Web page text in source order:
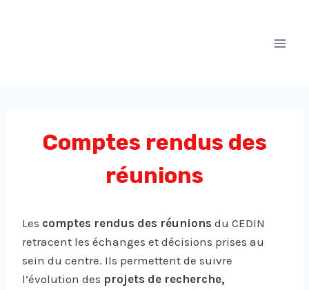
Comptes rendus des
réunions
Les comptes rendus des réunions du CEDIN
retracent les échanges et décisions prises au
sein du centre. Ils permettent de suivre
l’évolution des projets de recherche,